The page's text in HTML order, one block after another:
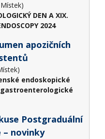
DEN A XIX.
2024
apozičních
endoskopické
Postgraduální
– novinky